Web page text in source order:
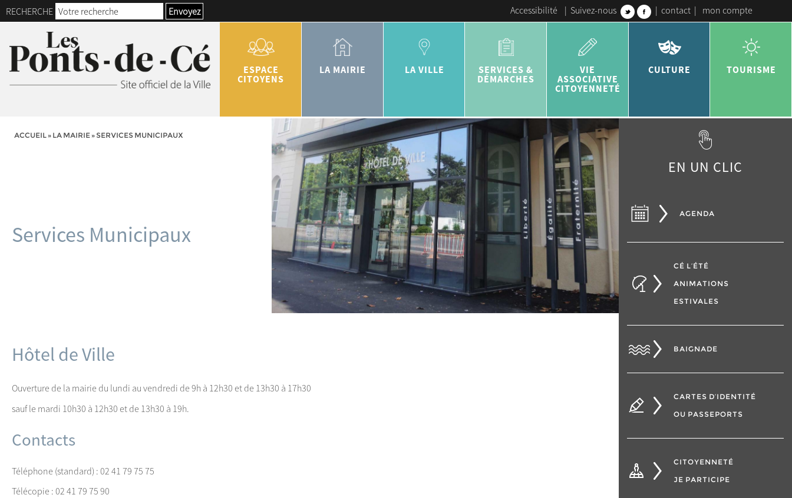
RECHERCHE Envoyez Accessibilité | Suivez-nous | contact | mon compte
ESPACE
CITOYENS
LA MAIRIE LA VILLE
SERVICES &
DÉMARCHES
VIE
ASSOCIATIVE
CITOYENNETÉ
CULTURE TOURISME
ACCUEIL» LA MAIRIE» SERVICES MUNICIPAUX
Services Municipaux
Hôtel de Ville
Ouverture de la mairie du lundi au vendredi de 9h à 12h30 et de 13h30 à 17h30
sauf le mardi 10h30 à 12h30 et de 13h30 à 19h.
Contacts
Téléphone (standard) : 02 41 79 75 75
Télécopie : 02 41 79 75 90
EN UN CLIC
AGENDA
CÉ L’ÉTÉ
ANIMATIONS
ESTIVALES
BAIGNADE
CARTES D’IDENTITÉ
OU PASSEPORTS
CITOYENNETÉ
JE PARTICIPE